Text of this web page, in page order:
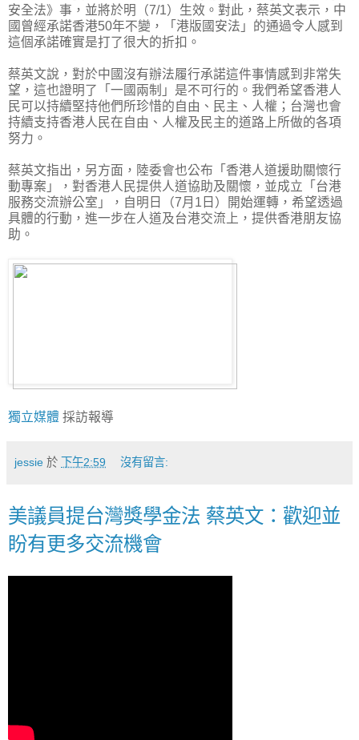
安全法》事，並將於明（7/1）生效。對此，蔡英文表示，中
國曾經承諾香港50年不變，「港版國安法」的通過令人感到
這個承諾確實是打了很大的折扣。
蔡英文說，對於中國沒有辦法履行承諾這件事情感到非常失
望，這也證明了「一國兩制」是不可行的。我們希望香港人
民可以持續堅持他們所珍惜的自由、民主、人權；台灣也會
持續支持香港人民在自由、人權及民主的道路上所做的各項
努力。
蔡英文指出，另方面，陸委會也公布「香港人道援助關懷行
動專案」，對香港人民提供人道協助及關懷，並成立「台港
服務交流辦公室」，自明日（7月1日）開始運轉，希望透過
具體的行動，進一步在人道及台港交流上，提供香港朋友協
助。
獨立媒體 採訪報導
jessie 於 下午2:59 沒有留言:
美議員提台灣獎學金法 蔡英文：歡迎並
盼有更多交流機會